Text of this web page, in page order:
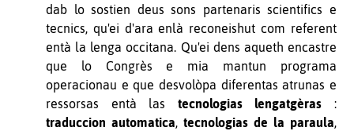
dab lo sostien deus sons partenaris scientifics e
tecnics, qu'ei d'ara enlà reconeishut com referent
entà la lenga occitana. Qu'ei dens aqueth encastre
que lo Congrès e mia mantun programa
operacionau e que desvolòpa diferentas atrunas e
ressorsas entà las tecnologias lengatgèras :
traduccion automatica, tecnologias de la paraula,